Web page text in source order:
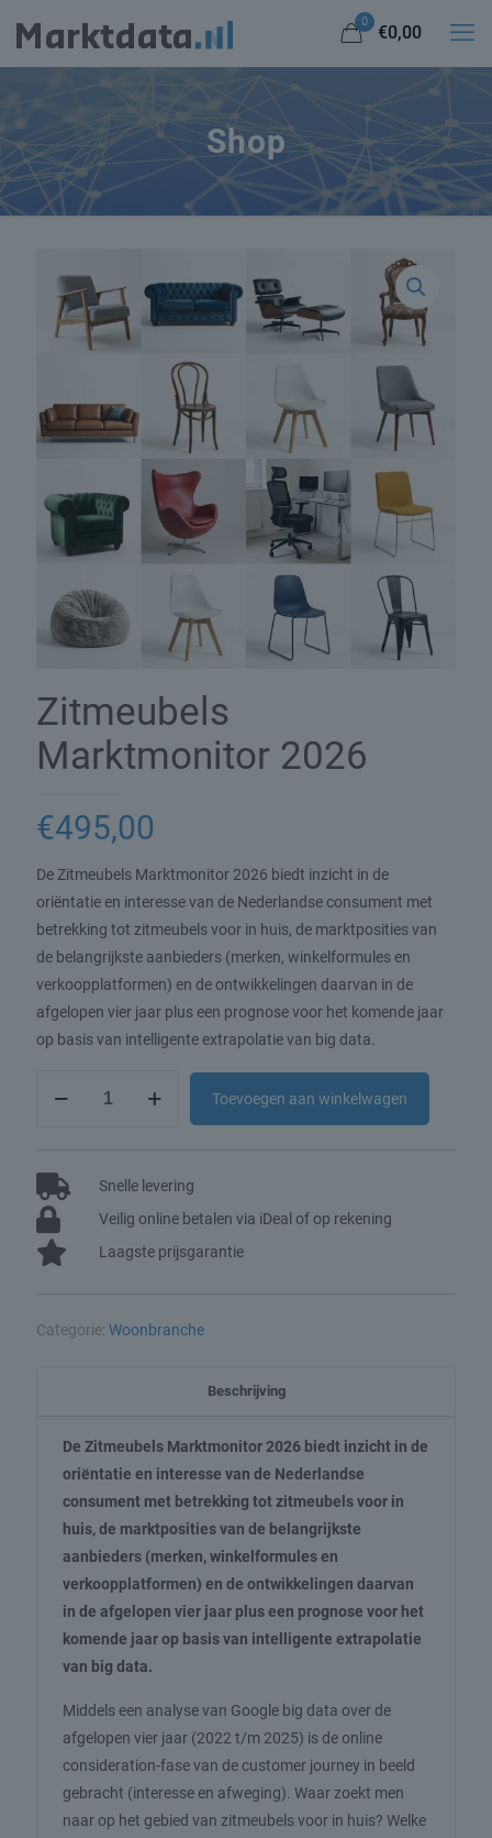
0
€0,00
Shop
Zitmeubels
Marktmonitor 2026
€495,00
De Zitmeubels Marktmonitor 2026 biedt inzicht in de
oriëntatie en interesse van de Nederlandse consument met
betrekking tot zitmeubels voor in huis, de marktposities van
de belangrijkste aanbieders (merken, winkelformules en
verkoopplatformen) en de ontwikkelingen daarvan in de
afgelopen vier jaar plus een prognose voor het komende jaar
op basis van intelligente extrapolatie van big data.
Marktmonitor
Toevoegen aan winkelwagen
Snelle levering
Veilig online betalen via iDeal of op rekening
Laagste prijsgarantie
Categorie: Woonbranche
Beschrijving
De Zitmeubels Marktmonitor 2026 biedt inzicht in de
oriëntatie en interesse van de Nederlandse
consument met betrekking tot zitmeubels voor in
huis, de marktposities van de belangrijkste
aanbieders (merken, winkelformules en
verkoopplatformen) en de ontwikkelingen daarvan
in de afgelopen vier jaar plus een prognose voor het
komende jaar op basis van intelligente extrapolatie
van big data.
Middels een analyse van Google big data over de
afgelopen vier jaar (2022 t/m 2025) is de online
consideration-fase van de customer journey in beeld
gebracht (interesse en afweging). Waar zoekt men
naar op het gebied van zitmeubels voor in huis? Welke